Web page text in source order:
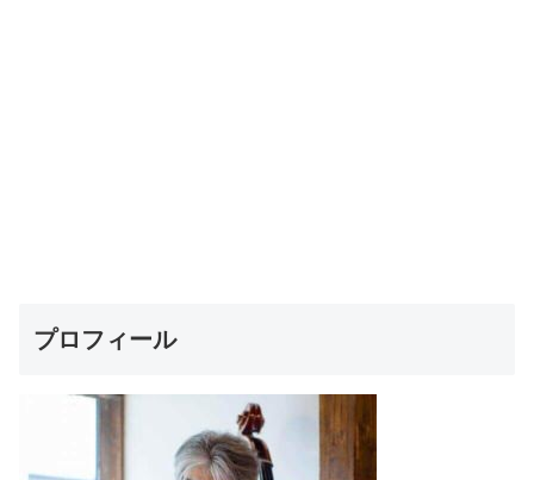
プロフィール